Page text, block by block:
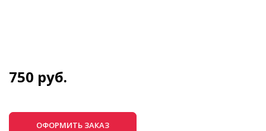
750 руб.
ОФОРМИТЬ ЗАКАЗ